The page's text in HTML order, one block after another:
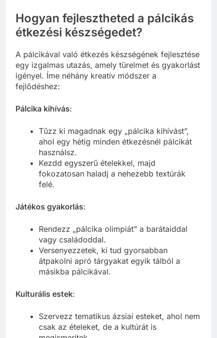
Hogyan fejlesztheted a pálcikás
étkezési készségedet?
A pálcikával való étkezés készségének fejlesztése
egy izgalmas utazás, amely türelmet és gyakorlást
igényel. Íme néhány kreatív módszer a
fejlődéshez:
Pálcika kihívás:
Tűzz ki magadnak egy „pálcika kihívást”,
ahol egy hétig minden étkezésnél pálcikát
használsz.
Kezdd egyszerű ételekkel, majd
fokozatosan haladj a nehezebb textúrák
felé.
Játékos gyakorlás:
Rendezz „pálcika olimpiát” a barátaiddal
vagy családoddal.
Versenyezzetek, ki tud gyorsabban
átpakolni apró tárgyakat egyik tálból a
másikba pálcikával.
Kulturális estek:
Szervezz tematikus ázsiai esteket, ahol nem
csak az ételeket, de a kultúrát is